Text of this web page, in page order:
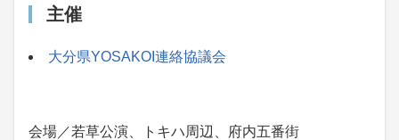
主催
大分県YOSAKOI連絡協議会
会場／若草公演、トキハ周辺、府内五番街